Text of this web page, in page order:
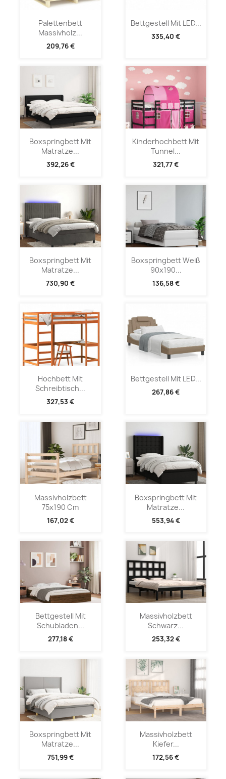
Palettenbett
Massivholz...
209,76 €
Bettgestell Mit LED...
335,40 €
Boxspringbett Mit
Matratze...
392,26 €
Kinderhochbett Mit
Tunnel...
321,77 €
Boxspringbett Mit
Matratze...
730,90 €
Boxspringbett Weiß
90x190...
136,58 €
Hochbett Mit
Schreibtisch...
327,53 €
Bettgestell Mit LED...
267,86 €
Massivholzbett
75x190 Cm
167,02 €
Boxspringbett Mit
Matratze...
553,94 €
Bettgestell Mit
Schubladen...
277,18 €
Massivholzbett
Schwarz...
253,32 €
Boxspringbett Mit
Matratze...
751,99 €
Massivholzbett
Kiefer...
172,56 €